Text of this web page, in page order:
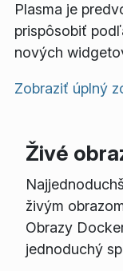
Plasma je
prispôsobiť
nových
Zobraziť úplný
Živé
živým
Obrazy
jednoduchý